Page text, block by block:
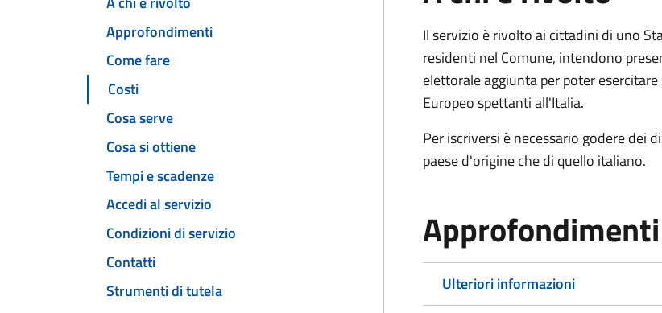
Approfondimenti
Come fare
Costi
Cosa serve
Cosa si ottiene
Tempi e scadenze
Accedi al servizio
Condizioni di servizio
Contatti
Strumenti di tutela
Il servizio è rivolto ai cittadini di uno
residenti nel Comune, intendono
elettorale aggiunta per poter
Europeo spettanti all'Italia.
Per iscriversi è necessario godere
paese d'origine che di quello italiano.
Approfondimenti
Ulteriori informazioni